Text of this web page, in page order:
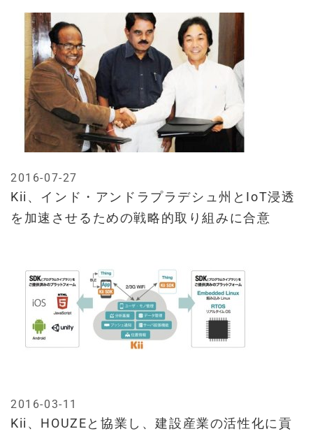
Kii、インド・アンドラプラデシュ州とIoT浸透
を加速させるための戦略的取り組みに合意
2016-07-27
Kii、HOUZEと協業し、建設産業の活性化に貢
2016-03-11